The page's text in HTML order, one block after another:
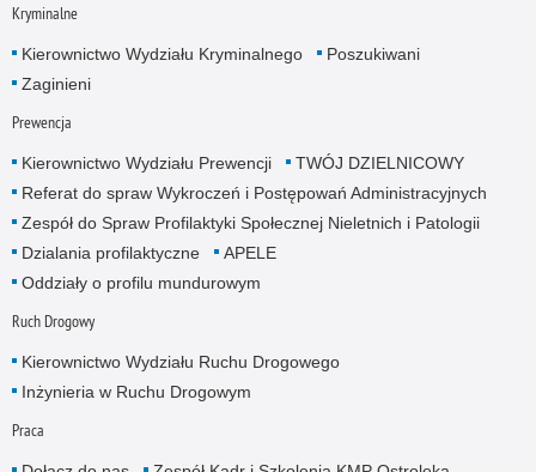
Kryminalne
Kierownictwo Wydziału Kryminalnego
Poszukiwani
Zaginieni
Prewencja
Kierownictwo Wydziału Prewencji
TWÓJ DZIELNICOWY
Referat do spraw Wykroczeń i Postępowań Administracyjnych
Zespół do Spraw Profilaktyki Społecznej Nieletnich i Patologii
Dzialania profilaktyczne
APELE
Oddziały o profilu mundurowym
Ruch Drogowy
Kierownictwo Wydziału Ruchu Drogowego
Inżynieria w Ruchu Drogowym
Praca